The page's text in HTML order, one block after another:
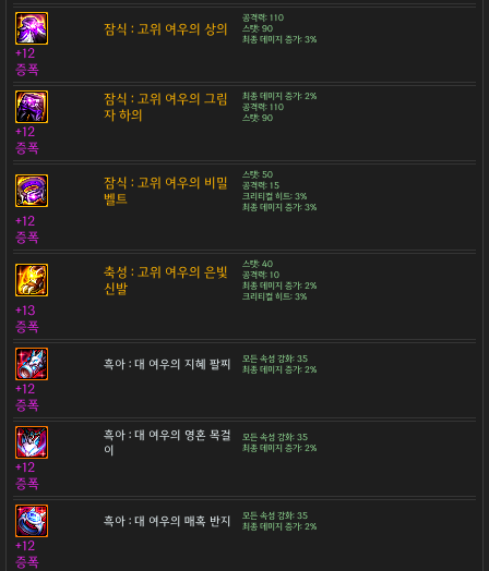
잠식 : 고위 여우의 상의
공격력: 110
스탯: 90
최종 데미지 증가: 3%
+12
증폭
잠식 : 고위 여우의 그림
자 하의
최종 데미지 증가: 2%
공격력: 110
스탯: 90
+12
증폭
잠식 : 고위 여우의 비밀
벨트
스탯: 50
공격력: 15
크리티컬 히트: 3%
최종 데미지 증가: 3%
+12
증폭
축성 : 고위 여우의 은빛
신발
스탯: 40
공격력: 10
최종 데미지 증가: 2%
크리티컬 히트: 3%
+13
증폭
흑아 : 대 여우의 지혜 팔찌
모든 속성 강화: 35
최종 데미지 증가: 2%
+12
증폭
흑아 : 대 여우의 영혼 목걸
이
모든 속성 강화: 35
최종 데미지 증가: 2%
+12
증폭
흑아 : 대 여우의 매혹 반지
모든 속성 강화: 35
최종 데미지 증가: 2%
+12
증폭